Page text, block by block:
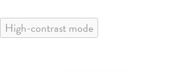
High-contrast mode